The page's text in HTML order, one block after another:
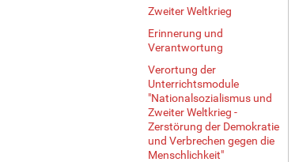
Zweiter Weltkrieg
Erinnerung und
Verantwortung
Verortung der
Unterrichtsmodule
"Nationalsozialismus und
Zweiter Weltkrieg -
Zerstörung der Demokratie
und Verbrechen gegen die
Menschlichkeit"